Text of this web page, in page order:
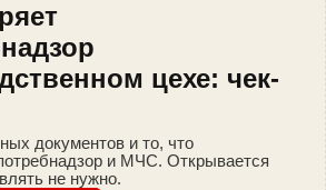
цехе: чек-
документов и то, что
и МЧС. Открывается
не нужно.